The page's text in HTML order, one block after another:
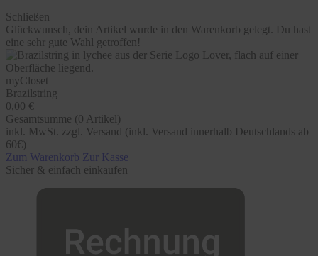
Schließen
Glückwunsch, dein Artikel wurde in den Warenkorb gelegt. Du hast
eine sehr gute Wahl getroffen!
myCloset
Brazilstring
0,00 €
Gesamtsumme (0 Artikel)
inkl. MwSt. zzgl. Versand (inkl. Versand innerhalb Deutschlands ab
60€)
Zum Warenkorb Zur Kasse
Sicher & einfach einkaufen